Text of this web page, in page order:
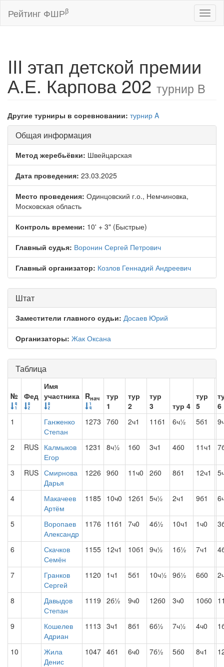
Рейтинг ФШРβ
III этап детской премии
А.Е. Карпова 202 турнир B
Другие турниры в соревновании: турнир A
Общая информация
Метод жеребьёвки: Швейцарская
Дата проведения: 23.03.2025
Место проведения: Одинцовский г.о., Немчиновка,
Московская область
Контроль времени: 10' + 3" (Быстрые)
Главный судья: Воронин Сергей Петрович
Главный организатор: Козлов Геннадий Андреевич
Штат
Заместители главного судьи: Досаев Юрий
Организаторы: Жак Оксана
Таблица
№ Фед
Имя
участника Rнач
тур
1
тур
2
тур
3
тур 4
тур
5
6
1
Ганженко
Степан
1273 7б0 2ч1 11б1 6ч½ 5б1
2 RUS Калмыков
Егор
1231 8ч½ 1б0 3ч1 4б0 11ч1
3 RUS Смирнова
Дарья
1226 9б0 11ч0 2б0 8б1 12ч1
4
Макачеев
Артём
1185 10ч0 12б1 5ч½ 2ч1 9б1
5
Воропаев
Александр
1176 11б1 7ч0 4б½ 10ч1 1ч0
6
Скачков
Семён
1155 12ч1 10б1 9ч½ 1б½ 7ч1
7
Гранков
Сергей
1120 1ч1 5б1 10ч½ 9б½ 6б0
8
Давыдов
Степан
1119 2б½ 9ч0 12б0 3ч0 10б0
9
Кошелев
Адриан
1113 3ч1 8б1 6б½ 7ч½ 4ч0
10
Жила
Денис
1047 4б1 6ч0 7б½ 5б0 8ч1